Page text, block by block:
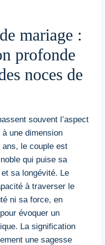
mariage :
profonde
noces de
souvent l’aspect
une dimension
le couple est
qui puise sa
sa longévité. Le
à traverser le
ni sa force, en
évoquer un
La signification
une sagesse